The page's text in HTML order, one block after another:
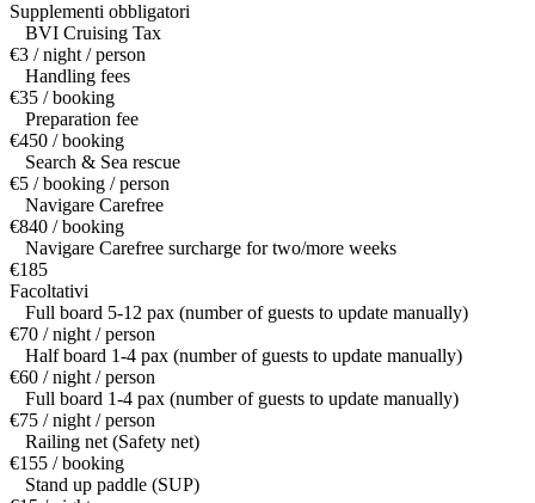
Supplementi obbligatori
BVI Cruising Tax
€3 / night / person
Handling fees
€35 / booking
Preparation fee
€450 / booking
Search & Sea rescue
€5 / booking / person
Navigare Carefree
€840 / booking
Navigare Carefree surcharge for two/more weeks
€185
Facoltativi
Full board 5-12 pax (number of guests to update manually)
€70 / night / person
Half board 1-4 pax (number of guests to update manually)
€60 / night / person
Full board 1-4 pax (number of guests to update manually)
€75 / night / person
Railing net (Safety net)
€155 / booking
Stand up paddle (SUP)